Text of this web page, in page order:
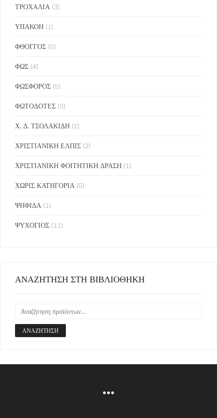
ΤΡΟΧΑΛΙΑ (3)
ΥΠΑΚΟΗ (1)
ΦΘΟΓΓΟΣ (5)
ΦΩΣ (4)
ΦΩΣΦΟΡΟΣ (5)
ΦΩΤΟΔΟΤΕΣ (3)
Χ. Δ. ΤΣΟΛΑΚΙΔΗ (2)
ΧΡΙΣΤΙΑΝΙΚΗ ΕΛΠΙΣ (3)
ΧΡΙΣΤΙΑΝΙΚΗ ΦΟΙΤΗΤΙΚΗ ΔΡΑΣΗ (1)
ΧΩΡΙΣ ΚΑΤΗΓΟΡΙΑ (0)
ΨΗΦΙΔΑ (1)
ΨΥΧΟΓΙΟΣ (11)
ΑΝΑΖΗΤΗΣΗ ΣΤΗ ΒΙΒΛΙΟΘΗΚΗ
ΑΝΑΖΉΤΗΣΗ